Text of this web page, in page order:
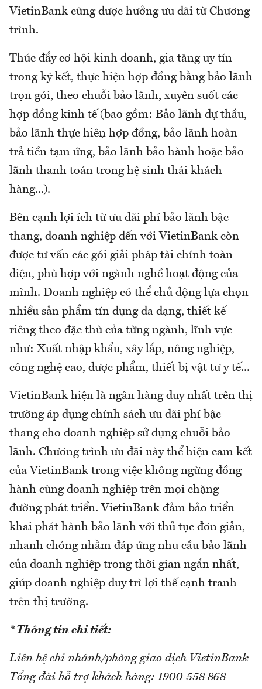
VietinBank cũng được hưởng ưu đãi từ Chương
trình.
Thúc đẩy cơ hội kinh doanh, gia tăng uy tín
trong ký kết, thực hiện hợp đồng bằng bảo lãnh
trọn gói, theo chuỗi bảo lãnh, xuyên suốt các
hợp đồng kinh tế (bao gồm: Bảo lãnh dự thầu,
bảo lãnh thực hiện hợp đồng, bảo lãnh hoàn
trả tiền tạm ứng, bảo lãnh bảo hành hoặc bảo
lãnh thanh toán trong hệ sinh thái khách
hàng...).
Bên cạnh lợi ích từ ưu đãi phí bảo lãnh bậc
thang, doanh nghiệp đến với VietinBank còn
được tư vấn các gói giải pháp tài chính toàn
diện, phù hợp với ngành nghề hoạt động của
mình. Doanh nghiệp có thể chủ động lựa chọn
nhiều sản phẩm tín dụng đa dạng, thiết kế
riêng theo đặc thù của từng ngành, lĩnh vực
như: Xuất nhập khẩu, xây lắp, nông nghiệp,
công nghệ cao, dược phẩm, thiết bị vật tư y tế...
VietinBank hiện là ngân hàng duy nhất trên thị
trường áp dụng chính sách ưu đãi phí bậc
thang cho doanh nghiệp sử dụng chuỗi bảo
lãnh. Chương trình ưu đãi này thể hiện cam kết
của VietinBank trong việc không ngừng đồng
hành cùng doanh nghiệp trên mọi chặng
đường phát triển. VietinBank đảm bảo triển
khai phát hành bảo lãnh với thủ tục đơn giản,
nhanh chóng nhằm đáp ứng nhu cầu bảo lãnh
của doanh nghiệp trong thời gian ngắn nhất,
giúp doanh nghiệp duy trì lợi thế cạnh tranh
trên thị trường.
* Thông tin chi tiết:
Liên hệ chi nhánh/phòng giao dịch VietinBank
Tổng đài hỗ trợ khách hàng: 1900 558 868